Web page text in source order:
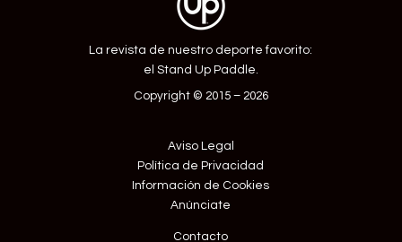
La revista de nuestro deporte favorito:
el Stand Up Paddle.
Copyright © 2015 – 2026
Aviso Legal
Política de Privacidad
Información de Cookies
Anúnciate
Contacto